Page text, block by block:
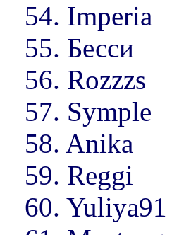
54. Imperia
55. Бесси
56. Rozzzs
57. Symple
58. Anika
59. Reggi
60. Yuliya91